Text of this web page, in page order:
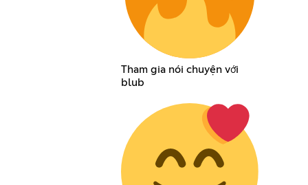
Tham gia nói chuyện với
blub